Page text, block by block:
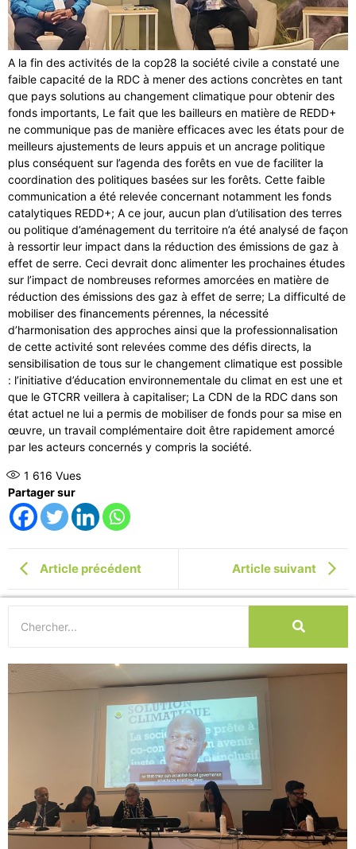
A la fin des activités de la cop28 la société civile a constaté une
faible capacité de la RDC à mener des actions concrètes en tant
que pays solutions au changement climatique pour obtenir des
fonds importants, Le fait que les bailleurs en matière de REDD+
ne communique pas de manière efficaces avec les états pour de
meilleurs ajustements de leurs appuis et un ancrage politique
plus conséquent sur l’agenda des forêts en vue de faciliter la
coordination des politiques basées sur les forêts. Cette faible
communication a été relevée concernant notamment les fonds
catalytiques REDD+; A ce jour, aucun plan d’utilisation des terres
ou politique d’aménagement du territoire n’a été analysé de façon
à ressortir leur impact dans la réduction des émissions de gaz à
effet de serre. Ceci devrait donc alimenter les prochaines études
sur l’impact de nombreuses reformes amorcées en matière de
réduction des émissions des gaz à effet de serre; La difficulté de
mobiliser des financements pérennes, la nécessité
d’harmonisation des approches ainsi que la professionnalisation
de cette activité sont relevées comme des défis directs, la
sensibilisation de tous sur le changement climatique est possible
: l’initiative d’éducation environnementale du climat en est une et
que le GTCRR veillera à capitaliser; La CDN de la RDC dans son
état actuel ne lui a permis de mobiliser de fonds pour sa mise en
œuvre, un travail complémentaire doit être rapidement amorcé
par les acteurs concernés y compris la société.
1 616 Vues
Partager sur
Article précédent Article suivant